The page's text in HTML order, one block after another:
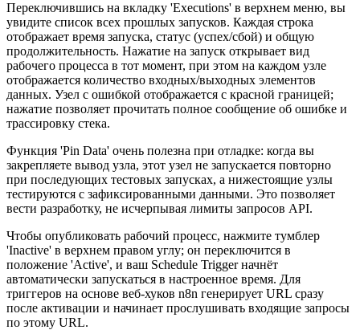
Переключившись на вкладку 'Executions' в верхнем меню, вы
увидите список всех прошлых запусков. Каждая строка
отображает время запуска, статус (успех/сбой) и общую
продолжительность. Нажатие на запуск открывает вид
рабочего процесса в тот момент, при этом на каждом узле
отображается количество входных/выходных элементов
данных. Узел с ошибкой отображается с красной границей;
нажатие позволяет прочитать полное сообщение об ошибке и
трассировку стека.
Функция 'Pin Data' очень полезна при отладке: когда вы
закрепляете вывод узла, этот узел не запускается повторно
при последующих тестовых запусках, а нижестоящие узлы
тестируются с зафиксированными данными. Это позволяет
вести разработку, не исчерпывая лимиты запросов API.
Чтобы опубликовать рабочий процесс, нажмите тумблер
'Inactive' в верхнем правом углу; он переключится в
положение 'Active', и ваш Schedule Trigger начнёт
автоматически запускаться в настроенное время. Для
триггеров на основе веб-хуков n8n генерирует URL сразу
после активации и начинает прослушивать входящие запросы
по этому URL.